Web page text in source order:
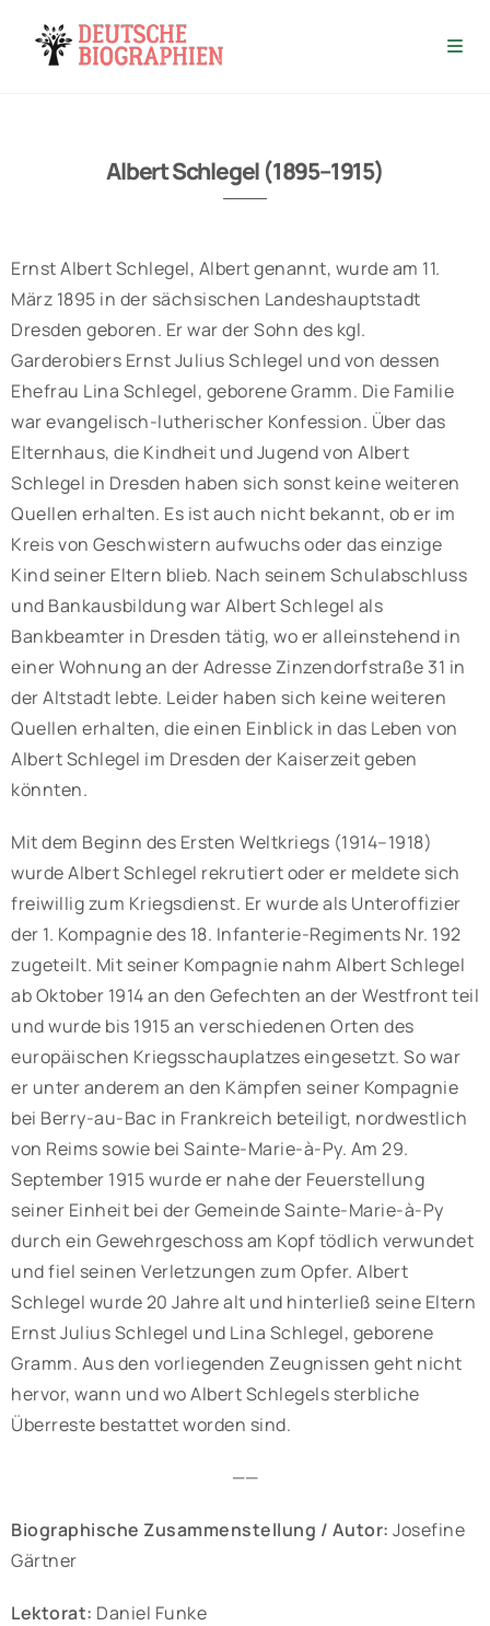
Albert Schlegel (1895–1915)
Ernst Albert Schlegel, Albert genannt, wurde am 11.
März 1895 in der sächsischen Landeshauptstadt
Dresden geboren. Er war der Sohn des kgl.
Garderobiers Ernst Julius Schlegel und von dessen
Ehefrau Lina Schlegel, geborene Gramm. Die Familie
war evangelisch-lutherischer Konfession. Über das
Elternhaus, die Kindheit und Jugend von Albert
Schlegel in Dresden haben sich sonst keine weiteren
Quellen erhalten. Es ist auch nicht bekannt, ob er im
Kreis von Geschwistern aufwuchs oder das einzige
Kind seiner Eltern blieb. Nach seinem Schulabschluss
und Bankausbildung war Albert Schlegel als
Bankbeamter in Dresden tätig, wo er alleinstehend in
einer Wohnung an der Adresse Zinzendorfstraße 31 in
der Altstadt lebte. Leider haben sich keine weiteren
Quellen erhalten, die einen Einblick in das Leben von
Albert Schlegel im Dresden der Kaiserzeit geben
könnten.
Mit dem Beginn des Ersten Weltkriegs (1914–1918)
wurde Albert Schlegel rekrutiert oder er meldete sich
freiwillig zum Kriegsdienst. Er wurde als Unteroffizier
der 1. Kompagnie des 18. Infanterie-Regiments Nr. 192
zugeteilt. Mit seiner Kompagnie nahm Albert Schlegel
ab Oktober 1914 an den Gefechten an der Westfront teil
und wurde bis 1915 an verschiedenen Orten des
europäischen Kriegsschauplatzes eingesetzt. So war
er unter anderem an den Kämpfen seiner Kompagnie
bei Berry-au-Bac in Frankreich beteiligt, nordwestlich
von Reims sowie bei Sainte-Marie-à-Py. Am 29.
September 1915 wurde er nahe der Feuerstellung
seiner Einheit bei der Gemeinde Sainte-Marie-à-Py
durch ein Gewehrgeschoss am Kopf tödlich verwundet
und fiel seinen Verletzungen zum Opfer. Albert
Schlegel wurde 20 Jahre alt und hinterließ seine Eltern
Ernst Julius Schlegel und Lina Schlegel, geborene
Gramm. Aus den vorliegenden Zeugnissen geht nicht
hervor, wann und wo Albert Schlegels sterbliche
Überreste bestattet worden sind.
——
Biographische Zusammenstellung / Autor: Josefine
Gärtner
Lektorat: Daniel Funke